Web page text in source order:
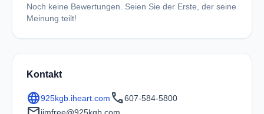
Noch keine Bewertungen. Seien Sie der Erste, der seine
Meinung teilt!
Kontakt
language925kgb.iheart.com call607-584-5800